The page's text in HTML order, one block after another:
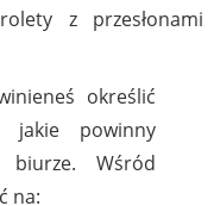
określić
jakie powinny
biurze. Wśród
na:
z przesłonami